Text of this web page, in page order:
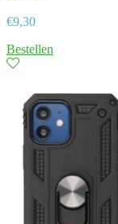
€9,30
Bestellen